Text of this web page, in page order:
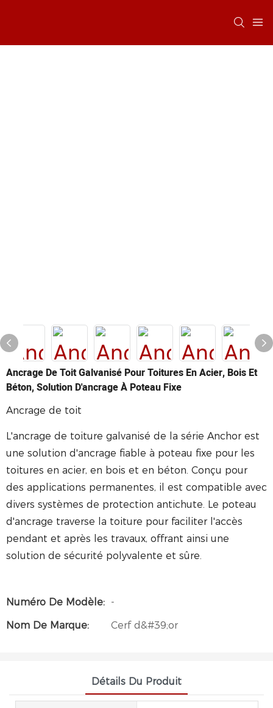
Ancrage De Toit Galvanisé Pour Toitures En Acier, Bois Et
Béton, Solution D'ancrage À Poteau Fixe
Ancrage de toit
L'ancrage de toiture galvanisé de la série Anchor est
une solution d'ancrage fiable à poteau fixe pour les
toitures en acier, en bois et en béton. Conçu pour
des applications permanentes, il est compatible avec
divers systèmes de protection antichute. Le poteau
d'ancrage traverse la toiture pour faciliter l'accès
pendant et après les travaux, offrant ainsi une
solution de sécurité polyvalente et sûre.
Numéro De Modèle: -
Nom De Marque:
Cerf d&#39;or
Détails Du Produit